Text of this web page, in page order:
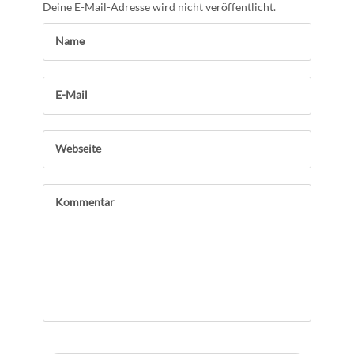
Deine E-Mail-Adresse wird nicht veröffentlicht.